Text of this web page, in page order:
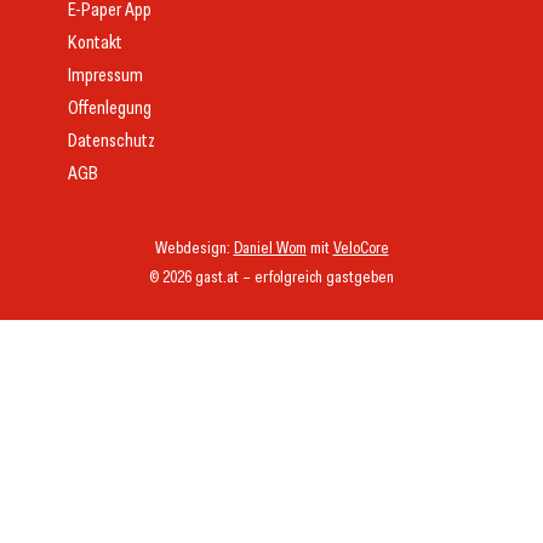
© 2026 gast.at – erfolgreich gastgeben
Webdesign: Daniel Wom mitVeloCore
E-Paper App
Kontakt
Impressum
Offenlegung
Datenschutz
AGB